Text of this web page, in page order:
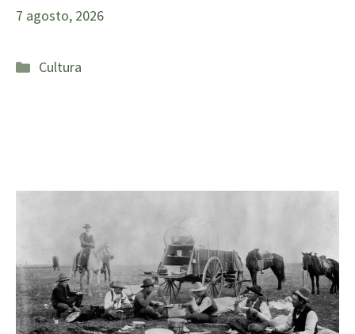
7 agosto, 2026
Categorías
Cultura